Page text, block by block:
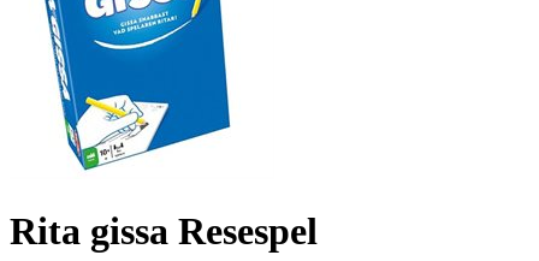
Rita gissa Resespel